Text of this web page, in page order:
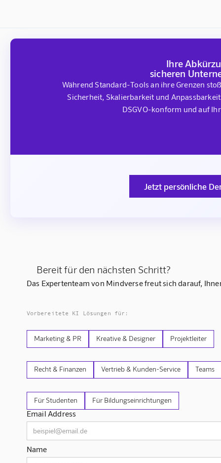
Ihre
sicheren
Während Standard-Tools an ihre Grenzen
Sicherheit, Skalierbarkeit und
DSGVO-konform und auf
Jetzt persönliche
Bereit für den nächsten Schritt?
Das Expertenteam von Mindverse freut sich darauf,
Vorbereitete KI Lösungen für:
Marketing & PR Kreative & Designer Projektleiter
Recht & Finanzen Vertrieb & Kunden-Service Teams
Für Studenten Für Bildungseinrichtungen
Email Address
Name